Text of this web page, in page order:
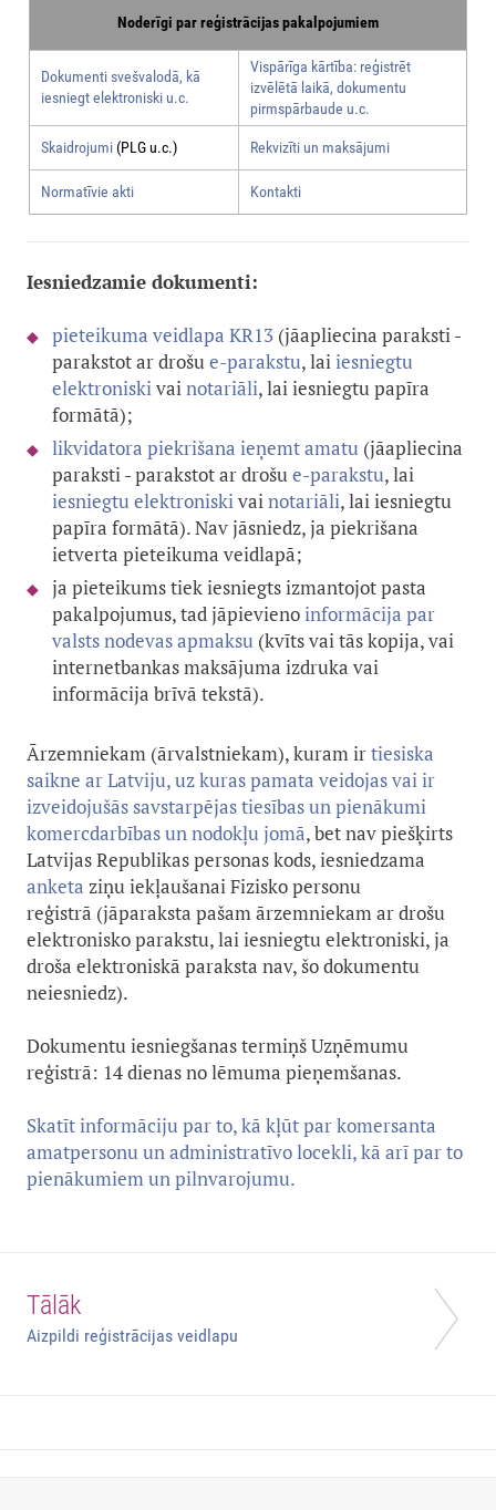
Noderīgi par reģistrācijas pakalpojumiem
Dokumenti svešvalodā, kā
iesniegt elektroniski u.c.
Vispārīga kārtība: reģistrēt
izvēlētā laikā, dokumentu
pirmspārbaude u.c.
Skaidrojumi(PLG u.c.) Rekvizīti un maksājumi
Normatīvie akti Kontakti
Iesniedzamie dokumenti:
pieteikuma veidlapa KR13 (jāapliecina paraksti -
parakstot ar drošue-parakstu, laiiesniegtu
elektroniskivainotariāli, lai iesniegtu papīra
formātā);
likvidatora piekrišana ieņemt amatu (jāapliecina
paraksti - parakstot ar drošue-parakstu, lai
iesniegtu elektroniskivainotariāli, lai iesniegtu
papīra formātā). Nav jāsniedz, ja piekrišana
ietverta pieteikuma veidlapā;
ja pieteikums tiek iesniegts izmantojot pasta
pakalpojumus, tad jāpievienoinformācija par
valsts nodevas apmaksu (kvīts vai tās kopija, vai
internetbankas maksājuma izdruka vai
informācija brīvā tekstā).
Ārzemniekam (ārvalstniekam), kuram irtiesiska
saikne ar Latviju, uz kuras pamata veidojas vai ir
izveidojušās savstarpējas tiesības un pienākumi
komercdarbības un nodokļu jomā, bet nav piešķirts
Latvijas Republikas personas kods, iesniedzama
anketa ziņu iekļaušanai Fizisko personu
reģistrā (jāparaksta pašam ārzemniekam ar drošu
elektronisko parakstu, lai iesniegtu elektroniski, ja
droša elektroniskā paraksta nav, šo dokumentu
neiesniedz).
Dokumentu iesniegšanas termiņš Uzņēmumu
reģistrā: 14 dienas no lēmuma pieņemšanas.
Skatīt informāciju par to, kā kļūt par komersanta
amatpersonu un administratīvo locekli, kā arī par to
pienākumiem un pilnvarojumu.
Tālāk
Aizpildi reģistrācijas veidlapu